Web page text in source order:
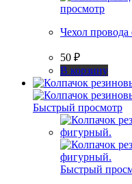
просмотр
Чехол провода
50 ₽
В корзину
Быстрый просмотр
Быстрый